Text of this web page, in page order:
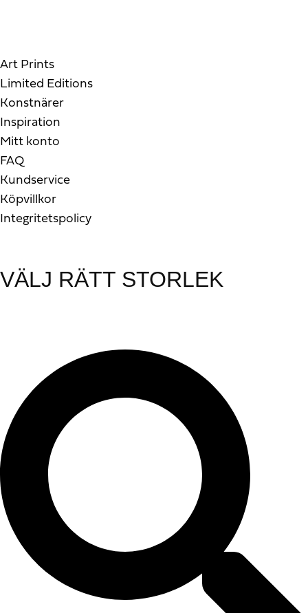
Art Prints
Limited Editions
Konstnärer
Inspiration
Mitt konto
FAQ
Kundservice
Köpvillkor
Integritetspolicy
VÄLJ RÄTT STORLEK